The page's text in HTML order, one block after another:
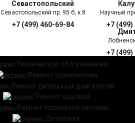
Севастопольский
Севастопольский пр. 95 б, к.8
+7 (499) 460-69-84
Научный
+7
+7
Техническое обслуживание
Ремонт трансмиссии
Ремонт дизельных двигателей
Ремонт ходовой
Ремонт тормозной системы
Детейлинг